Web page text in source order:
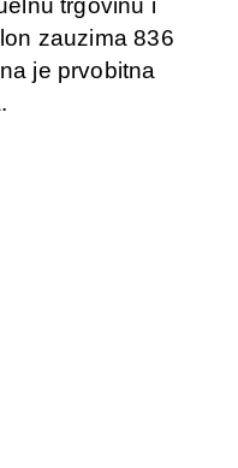
trgovinu i
zauzima 836
je prvobitna